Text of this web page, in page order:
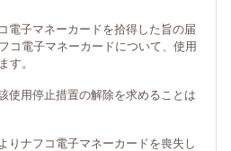
電子マネーカードを拾得した旨の届
コ電子マネーカードについて、使用
す。
使用停止措置の解除を求めることは
りナフコ電子マネーカードを喪失し